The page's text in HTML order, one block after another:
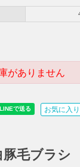
がありません
お気に入
毛ブラシ